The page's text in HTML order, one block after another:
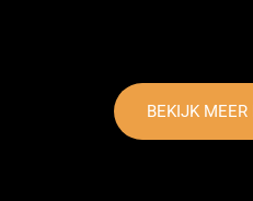
BEKIJK MEER